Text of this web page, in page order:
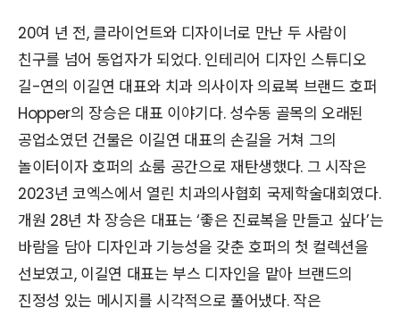
20여 년 전, 클라이언트와 디자이너로 만난 두 사람이
친구를 넘어 동업자가 되었다. 인테리어 디자인 스튜디오
길-연의 이길연 대표와 치과 의사이자 의료복 브랜드 호퍼
Hopper의 장승은 대표 이야기다. 성수동 골목의 오래된
공업소였던 건물은 이길연 대표의 손길을 거쳐 그의
놀이터이자 호퍼의 쇼룸 공간으로 재탄생했다. 그 시작은
2023년 코엑스에서 열린 치과의사협회 국제학술대회였다.
개원 28년 차 장승은 대표는 ‘좋은 진료복을 만들고 싶다’는
바람을 담아 디자인과 기능성을 갖춘 호퍼의 첫 컬렉션을
선보였고, 이길연 대표는 부스 디자인을 맡아 브랜드의
진정성 있는 메시지를 시각적으로 풀어냈다. 작은